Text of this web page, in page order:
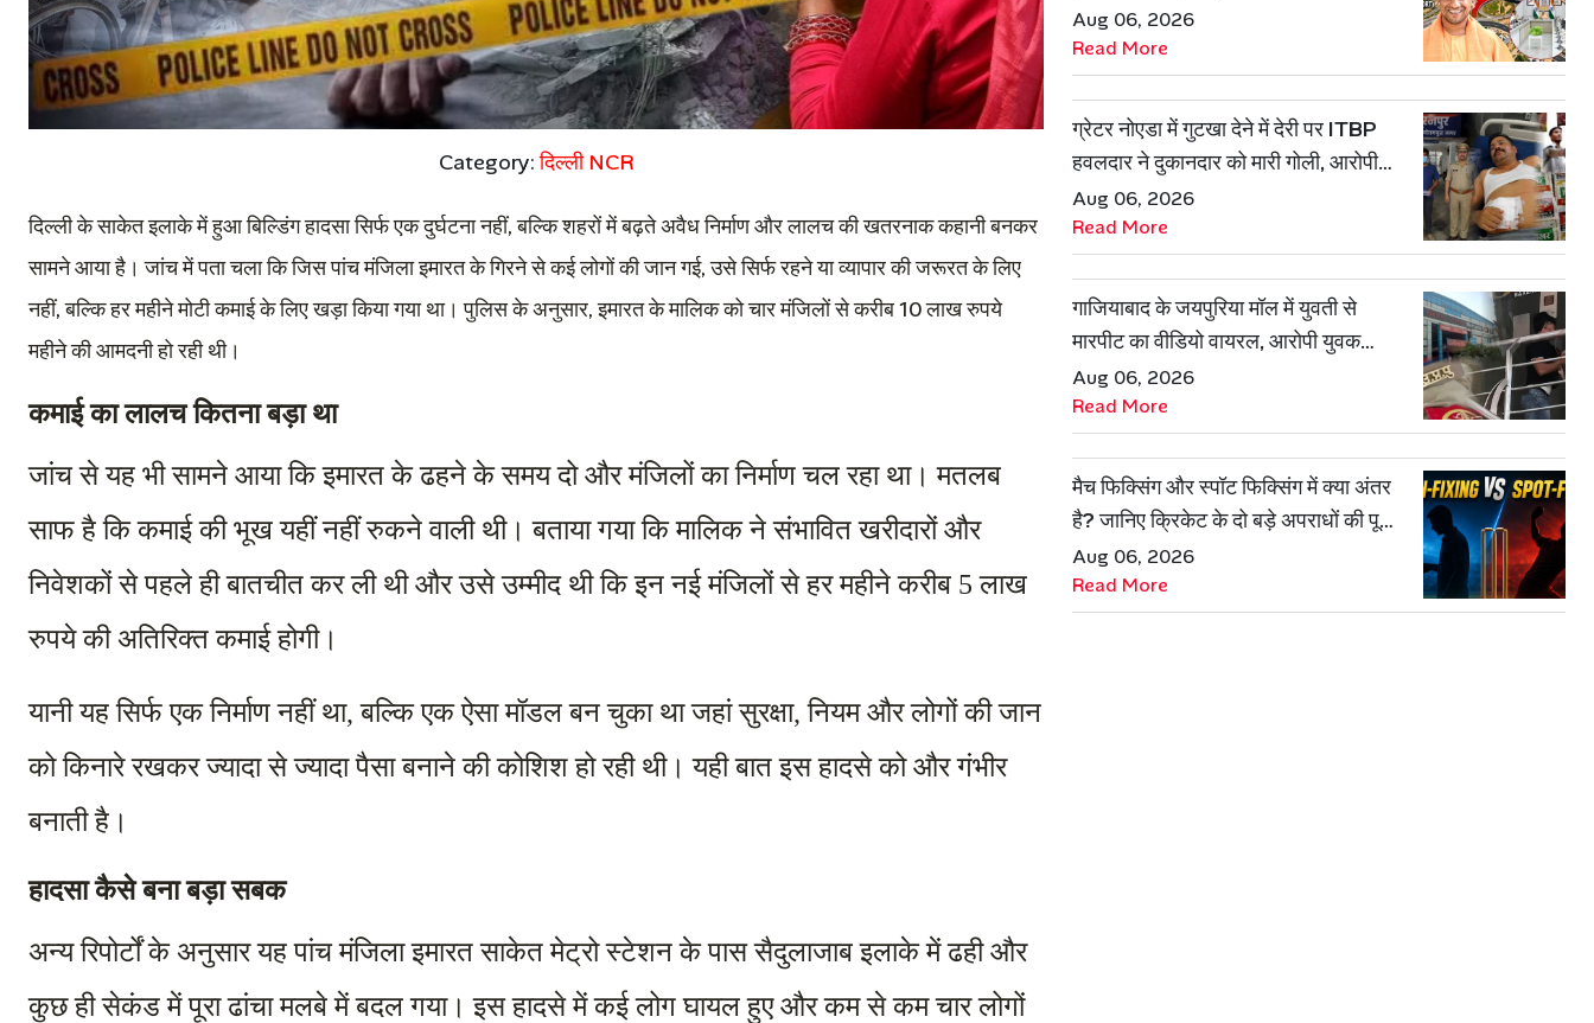
Category:दिल्ली NCR
दिल्ली के साकेत इलाके में हुआ बिल्डिंग हादसा सिर्फ एक दुर्घटना नहीं, बल्कि शहरों में बढ़ते अवैध निर्माण और लालच की खतरनाक कहानी बनकर
सामने आया है। जांच में पता चला कि जिस पांच मंजिला इमारत के गिरने से कई लोगों की जान गई, उसे सिर्फ रहने या व्यापार की जरूरत के लिए
नहीं, बल्कि हर महीने मोटी कमाई के लिए खड़ा किया गया था। पुलिस के अनुसार, इमारत के मालिक को चार मंजिलों से करीब 10 लाख रुपये
महीने की आमदनी हो रही थी।
कमाई का लालच कितना बड़ा था
जांच से यह भी सामने आया कि इमारत के ढहने के समय दो और मंजिलों का निर्माण चल रहा था। मतलब
साफ है कि कमाई की भूख यहीं नहीं रुकने वाली थी। बताया गया कि मालिक ने संभावित खरीदारों और
निवेशकों से पहले ही बातचीत कर ली थी और उसे उम्मीद थी कि इन नई मंजिलों से हर महीने करीब 5 लाख
रुपये की अतिरिक्त कमाई होगी।
यानी यह सिर्फ एक निर्माण नहीं था, बल्कि एक ऐसा मॉडल बन चुका था जहां सुरक्षा, नियम और लोगों की जान
को किनारे रखकर ज्यादा से ज्यादा पैसा बनाने की कोशिश हो रही थी। यही बात इस हादसे को और गंभीर
बनाती है।
हादसा कैसे बना बड़ा सबक
अन्य रिपोर्टों के अनुसार यह पांच मंजिला इमारत साकेत मेट्रो स्टेशन के पास सैदुलाजाब इलाके में ढही और
कुछ ही सेकंड में पूरा ढांचा मलबे में बदल गया। इस हादसे में कई लोग घायल हुए और कम से कम चार लोगों
प्रोजेक्ट को मिली मंजूरी
Aug 06, 2026
Read More
ग्रेटर नोएडा में गुटखा देने में देरी पर ITBP
हवलदार ने दुकानदार को मारी गोली, आरोपी
गिरफ्तार
Aug 06, 2026
Read More
गाजियाबाद के जयपुरिया मॉल में युवती से
मारपीट का वीडियो वायरल, आरोपी युवक
हिरासत में
Aug 06, 2026
Read More
मैच फिक्सिंग और स्पॉट फिक्सिंग में क्या अंतर
है? जानिए क्रिकेट के दो बड़े अपराधों की पूरी
कहानी
Aug 06, 2026
Read More